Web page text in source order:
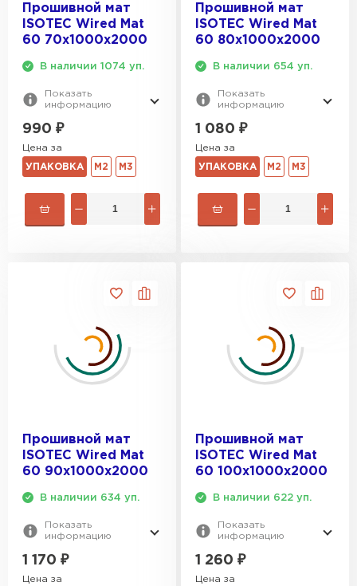
Прошивной мат
ISOTEC Wired Mat
60 70х1000х2000
В наличии 1074 уп.
Показать
информацию
990 ₽
Цена за
УПАКОВКА М2 М3
Прошивной мат
ISOTEC Wired Mat
60 80х1000х2000
В наличии 654 уп.
Показать
информацию
1 080 ₽
Цена за
УПАКОВКА М2 М3
Прошивной мат
ISOTEC Wired Mat
60 90х1000х2000
В наличии 634 уп.
Показать
информацию
1 170 ₽
Цена за
Прошивной мат
ISOTEC Wired Mat
60 100х1000х2000
В наличии 622 уп.
Показать
информацию
1 260 ₽
Цена за